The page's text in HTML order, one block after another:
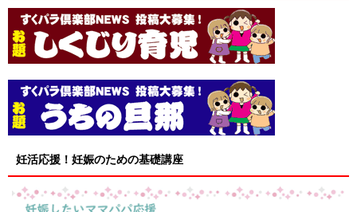
妊活応援！妊娠のための基礎講座